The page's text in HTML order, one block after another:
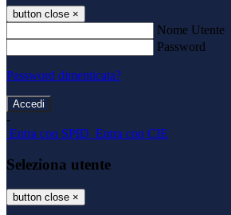
button close ×
Nome Utente
Password
Password dimenticata?
-
Entra con SPID Entra con CIE
Seleziona utente
button close ×